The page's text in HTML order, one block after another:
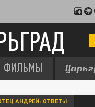
ФИЛЬМЫ
АНДРЕЙ: ОТВЕТЫ